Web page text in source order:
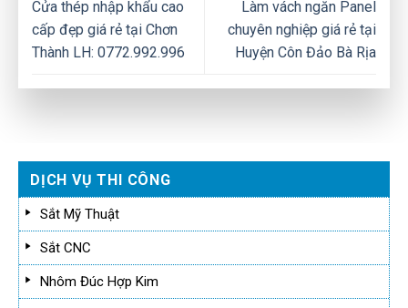
Cửa thép nhập khẩu cao
cấp đẹp giá rẻ tại Chơn
Thành LH: 0772.992.996
Làm vách ngăn Panel
chuyên nghiệp giá rẻ tại
Huyện Côn Đảo Bà Rịa
DỊCH VỤ THI CÔNG
Sắt Mỹ Thuật
Sắt CNC
Nhôm Đúc Hợp Kim